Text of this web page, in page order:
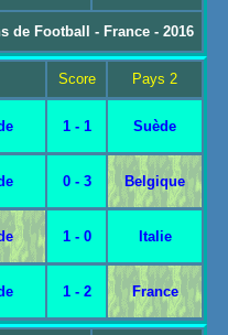
de Football - France - 2016
Score
Pays 2
1 - 1 Suède
0 - 3 Belgique
1 - 0 Italie
1 - 2 France